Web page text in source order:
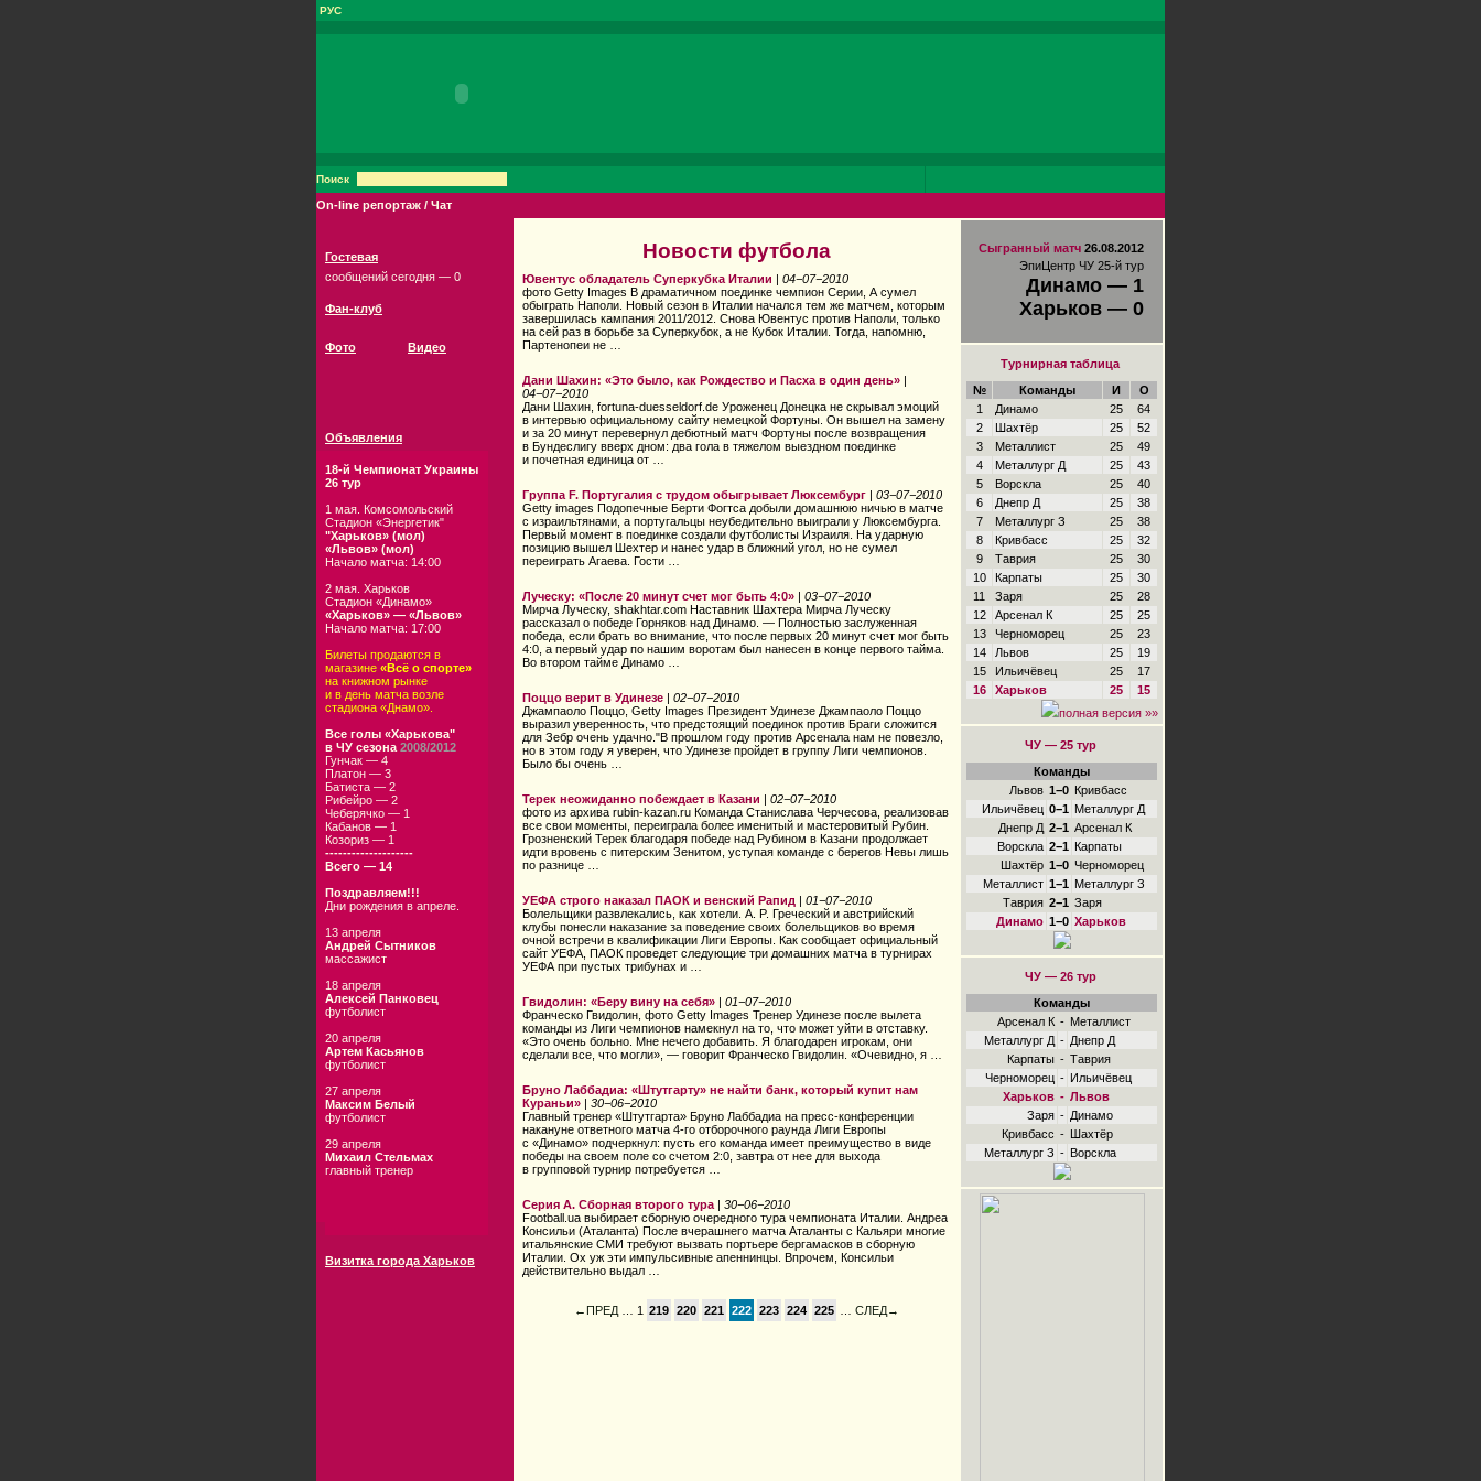
РУС
Поиск
On-line репортаж / Чат
Гостевая
сообщений сегодня — 0
Фан-клуб
Фото Видео
Объявления
18-й Чемпионат Украины
26 тур
1 мая. Комсомольский
Стадион «Энергетик"
"Харьков» (мол)
«Львов» (мол)
Начало матча: 14:00
2 мая. Харьков
Стадион «Динамо»
«Харьков» — «Львов»
Начало матча: 17:00
Билеты продаются в
магазине «Всё о спорте»
на книжном рынке
и в день матча возле
стадиона «Днамо».
Все голы «Харькова"
в ЧУ сезона 2008/2012
Гунчак — 4
Платон — 3
Батиста — 2
Рибейро — 2
Чеберячко — 1
Кабанов — 1
Козориз — 1
--------------------
Всего — 14
Поздравляем!!!
Дни рождения в апреле.
13 апреля
Андрей Сытников
массажист
18 апреля
Алексей Панковец
футболист
20 апреля
Артем Касьянов
футболист
27 апреля
Максим Белый
футболист
29 апреля
Михаил Стельмах
главный тренер
Визитка города Харьков
Новости футбола
Ювентус обладатель Суперкубка Италии | 04−07−2010
фото Getty Images В драматичном поединке чемпион Серии, А сумел
обыграть Наполи. Новый сезон в Италии начался тем же матчем, которым
завершилась кампания 2011/2012. Снова Ювентус против Наполи, только
на сей раз в борьбе за Суперкубок, а не Кубок Италии. Тогда, напомню,
Партенопеи не …
Дани Шахин: «Это было, как Рождество и Пасха в один день» |
04−07−2010
Дани Шахин, fortuna-duesseldorf.de Уроженец Донецка не скрывал эмоций
в интервью официальному сайту немецкой Фортуны. Он вышел на замену
и за 20 минут перевернул дебютный матч Фортуны после возвращения
в Бундеслигу вверх дном: два гола в тяжелом выездном поединке
и почетная единица от …
Группа F. Португалия с трудом обыгрывает Люксембург | 03−07−2010
Getty images Подопечные Берти Фогтса добыли домашнюю ничью в матче
с израильтянами, а португальцы неубедительно выиграли у Люксембурга.
Первый момент в поединке создали футболисты Израиля. На ударную
позицию вышел Шехтер и нанес удар в ближний угол, но не сумел
переиграть Агаева. Гости …
Луческу: «После 20 минут счет мог быть 4:0» | 03−07−2010
Мирча Луческу, shakhtar.com Наставник Шахтера Мирча Луческу
рассказал о победе Горняков над Динамо. — Полностью заслуженная
победа, если брать во внимание, что после первых 20 минут счет мог быть
4:0, а первый удар по нашим воротам был нанесен в конце первого тайма.
Во втором тайме Динамо …
Поццо верит в Удинезе | 02−07−2010
Джампаоло Поццо, Getty Images Президент Удинезе Джампаоло Поццо
выразил уверенность, что предстоящий поединок против Браги сложится
для Зебр очень удачно."В прошлом году против Арсенала нам не повезло,
но в этом году я уверен, что Удинезе пройдет в группу Лиги чемпионов.
Было бы очень …
Терек неожиданно побеждает в Казани | 02−07−2010
фото из архива rubin-kazan.ru Команда Станислава Черчесова, реализовав
все свои моменты, переиграла более именитый и мастеровитый Рубин.
Грозненский Терек благодаря победе над Рубином в Казани продолжает
идти вровень с питерским Зенитом, уступая команде с берегов Невы лишь
по разнице …
УЕФА строго наказал ПАОК и венский Рапид | 01−07−2010
Болельщики развлекались, как хотели. A. P. Греческий и австрийский
клубы понесли наказание за поведение своих болельщиков во время
очной встречи в квалификации Лиги Европы. Как сообщает официальный
сайт УЕФА, ПАОК проведет следующие три домашних матча в турнирах
УЕФА при пустых трибунах и …
Гвидолин: «Беру вину на себя» | 01−07−2010
Франческо Гвидолин, фото Getty Images Тренер Удинезе после вылета
команды из Лиги чемпионов намекнул на то, что может уйти в отставку.
«Это очень больно. Мне нечего добавить. Я благодарен игрокам, они
сделали все, что могли», — говорит Франческо Гвидолин. «Очевидно, я …
Бруно Лаббадиа: «Штутгарту» не найти банк, который купит нам
Кураньи» | 30−06−2010
Главный тренер «Штутгарта» Бруно Лаббадиа на пресс-конференции
накануне ответного матча 4-го отборочного раунда Лиги Европы
с «Динамо» подчеркнул: пусть его команда имеет преимущество в виде
победы на своем поле со счетом 2:0, завтра от нее для выхода
в групповой турнир потребуется …
Серия А. Сборная второго тура | 30−06−2010
Football.ua выбирает сборную очередного тура чемпионата Италии. Андреа
Консильи (Аталанта) После вчерашнего матча Аталанты с Кальяри многие
итальянские СМИ требуют вызвать портьере бергамасков в сборную
Италии. Ох уж эти импульсивные апеннинцы. Впрочем, Консильи
действительно выдал …
←ПРЕД… 1 219 220 221 222 223 224 225 СЛЕД→
Сыгранный матч 26.08.2012
ЭпиЦентр ЧУ 25-й тур
Динамо — 1
Харьков — 0
Турнирная таблица
№ Команды И
О
1
Динамо 25
64
2
Шахтёр 25
52
3
Металлист 25
49
4
Металлург Д 25
43
5
Ворскла 25
40
6
Днепр Д 25
38
7
Металлург З 25
38
8
Кривбасс 25
32
9
Таврия 25
30
10
Карпаты 25
30
11
Заря 25
28
12
Арсенал К 25
25
13
Черноморец 25
23
14
Львов 25
19
15
Ильичёвец 25
17
16
Харьков 25
15
полная версия »»
ЧУ — 25 тур
Команды
Львов 1−0 Кривбасс
Ильичёвец 0−1 Металлург Д
Днепр Д 2−1 Арсенал К
Ворскла 2−1 Карпаты
Шахтёр 1−0 Черноморец
Металлист 1−1 Металлург З
Таврия 2−1 Заря
Динамо 1−0 Харьков
ЧУ — 26 тур
Команды
Арсенал К - Металлист
Металлург Д - Днепр Д
Карпаты - Таврия
Черноморец - Ильичёвец
Харьков - Львов
Заря - Динамо
Кривбасс - Шахтёр
Металлург З - Ворскла